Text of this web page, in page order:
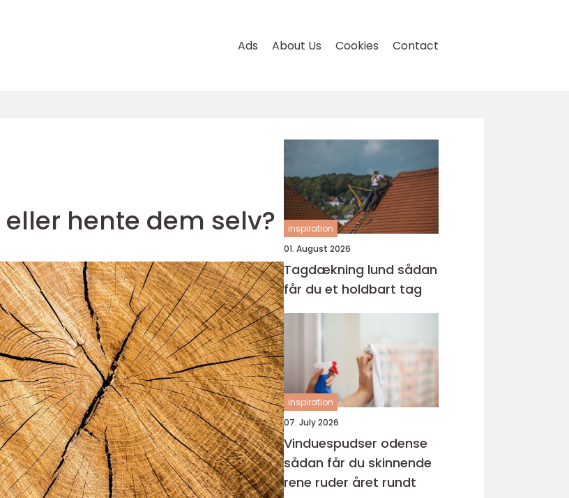
Ads About Us Cookies Contact
hente dem selv?
inspiration
01. August 2026
Tagdækning lund sådan
får du et holdbart tag
inspiration
07. July 2026
Vinduespudser odense
sådan får du skinnende
rene ruder året rundt